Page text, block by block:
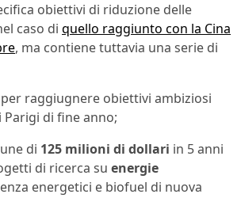
obiettivi di riduzione delle
caso di quello raggiunto con la Cina
, ma contiene tuttavia una serie di
raggiugnere obiettivi ambiziosi
di fine anno;
di 125 milioni di dollari in 5 anni
di ricerca su energie
energetici e biofuel di nuova